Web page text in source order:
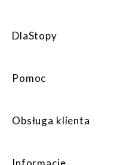
DlaStopy
Pomoc
Obsługa klienta